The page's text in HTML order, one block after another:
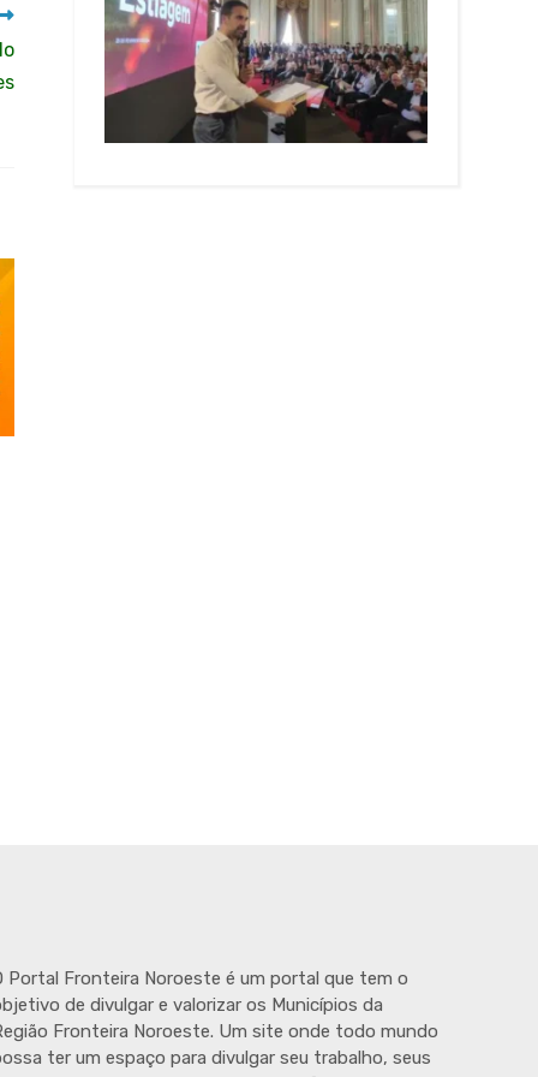
Portal Fronteira Noroeste é um portal que tem o
de divulgar e valorizar os Municípios da
Fronteira Noroeste. Um site onde todo mundo
ter um espaço para divulgar seu trabalho, seus